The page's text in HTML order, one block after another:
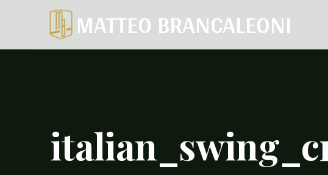
contenuto
MATTEO BRANCALEONI